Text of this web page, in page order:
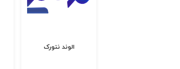
الوند نتورک